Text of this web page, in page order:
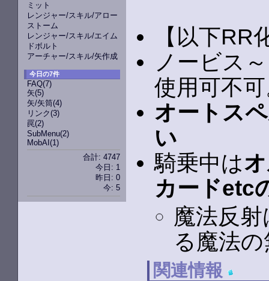
ミット
レンジャー/スキル/アロー
ストーム
レンジャー/スキル/エイム
ドボルト
アーチャー/スキル/矢作成
今日の7件
FAQ(7)
矢(5)
矢/矢筒(4)
リンク(3)
罠(2)
SubMenu(2)
MobAI(1)
合計: 4747
今日: 1
昨日: 0
今: 5
【以下RR
ノービス
使用可不
オートス
い
騎乗中は
カードetc
魔法反
る魔法
関連情報